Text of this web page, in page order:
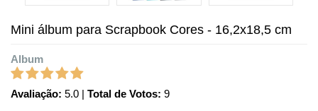
Mini álbum para Scrapbook Cores - 16,2x18,5 cm
Album
Avaliação: 5.0 | Total de Votos: 9